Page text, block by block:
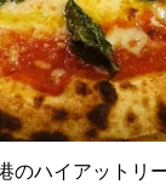
のハイアットリ